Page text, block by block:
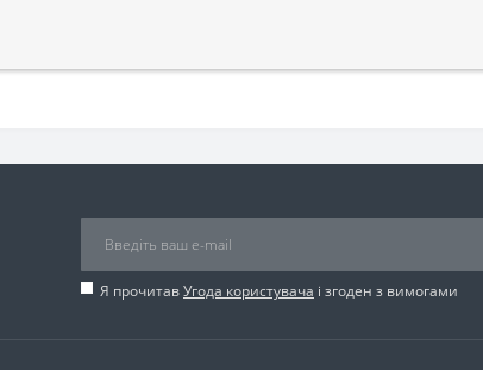
Я прочитавУгода користувача і згоден з вимогами